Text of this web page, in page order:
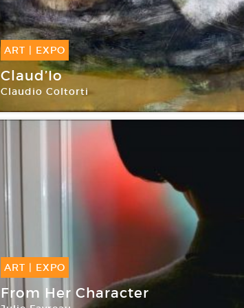
ART EXPO
12 Avr -26 Avr 2018
Claud’Io
Claudio Coltorti
ART | EXPO
06 Avr -26 Mai 2018
From Her Character